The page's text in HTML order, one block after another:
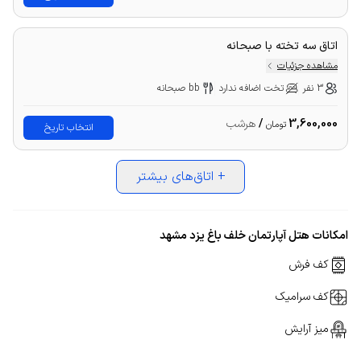
اتاق سه تخته با صبحانه
مشاهده جزئیات
3 نفر
تخت اضافه ندارد bb صبحانه
3,600,000تومان /هرشب انتخاب تاریخ
+ اتاق‌های بیشتر
امکانات هتل آپارتمان خلف باغ یزد مشهد
کف فرش
کف سرامیک
میز آرایش